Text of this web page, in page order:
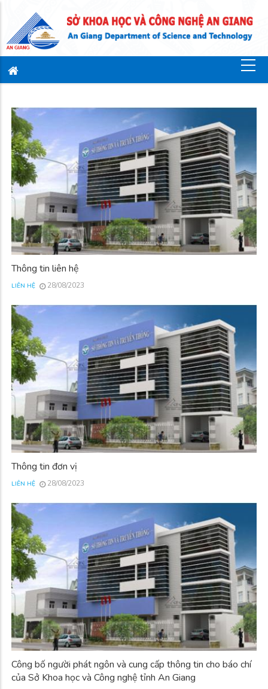
Thông tin liên hệ
LIÊN HỆ 28/08/2023
Thông tin đơn vị
LIÊN HỆ 28/08/2023
Công bố người phát ngôn và cung cấp thông tin cho báo chí
của Sở Khoa học và Công nghệ tỉnh An Giang